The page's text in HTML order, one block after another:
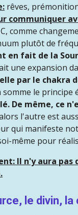
rêves,
communiquer
comme
plutôt de
en fait de la
une expansion
par le
somme le
De même, ce
l'autre est
qui manifeste
même pour
Il n'y aura pas
le divin,